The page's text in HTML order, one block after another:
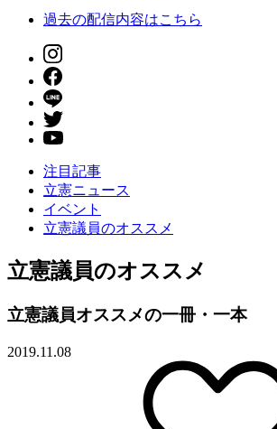
過去の配信内容はこちら
注目記事
立憲ニュース
イベント
立憲議員のオススメ
立憲議員のオススメ
立憲議員オススメの一冊・一本
2019.11.08